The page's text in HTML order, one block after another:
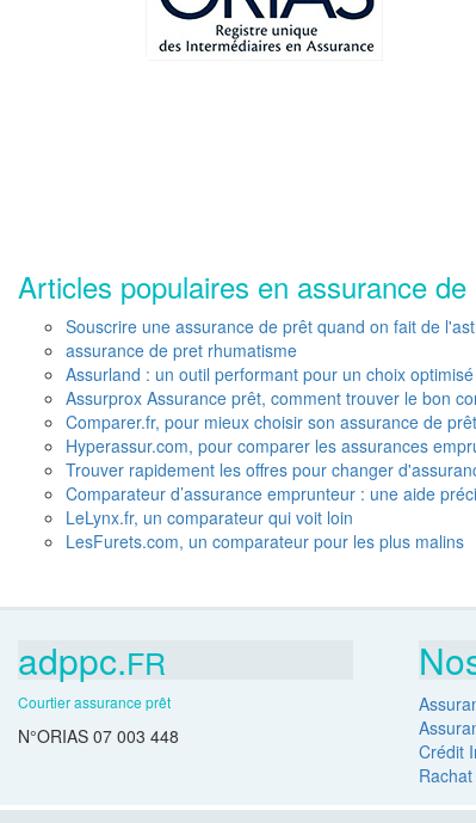
Articles populaires en assurance
Souscrire une assurance de prêt quand on fait de
assurance de pret rhumatisme
Assurland : un outil performant pour un choix optimisé
Assurprox Assurance prêt, comment trouver le bon
Comparer.fr, pour mieux choisir son assurance de prêt
Hyperassur.com, pour comparer les assurances
Trouver rapidement les offres pour changer
Comparateur d’assurance emprunteur : une aide
LeLynx.fr, un comparateur qui voit loin
LesFurets.com, un comparateur pour les plus malins
adppc.FR
Courtier assurance prêt
N°ORIAS 07 003 448
Crédit